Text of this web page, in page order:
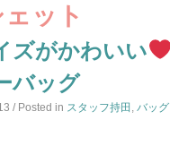
ット
ズがかわいい
バッグ
/ Posted in スタッフ持田 ,バッ